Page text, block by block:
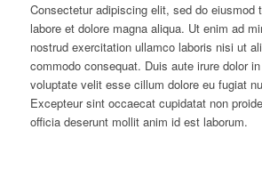
Consectetur adipiscing elit, sed do eiusmod
labore et dolore magna aliqua. Ut enim ad
nostrud exercitation ullamco laboris nisi ut
commodo consequat. Duis aute irure dolor
voluptate velit esse cillum dolore eu fugiat
Excepteur sint occaecat cupidatat non
officia deserunt mollit anim id est laborum.